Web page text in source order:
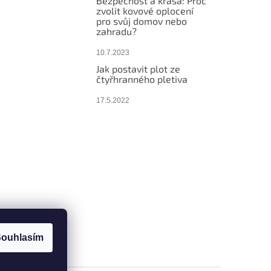
zvolit kovové oplocení
pro svůj domov nebo
zahradu?
10.7.2023
Jak postavit plot ze
čtyřhranného pletiva
17.5.2022